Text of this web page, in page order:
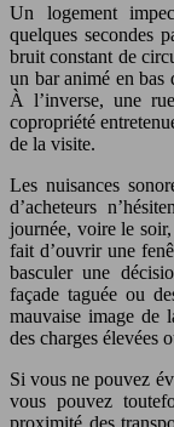
Un logement
quelques secondes
bruit constant de
un bar animé en
À l’inverse, une
copropriété
de la visite.
Les nuisances
d’acheteurs
journée, voire le
fait d’ouvrir une
basculer une
façade taguée ou
mauvaise image de
des charges élevées
Si vous ne pouvez
vous pouvez
proximité des